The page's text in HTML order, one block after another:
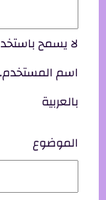
لا يسمح
اسم
بالعربية
الموضوع